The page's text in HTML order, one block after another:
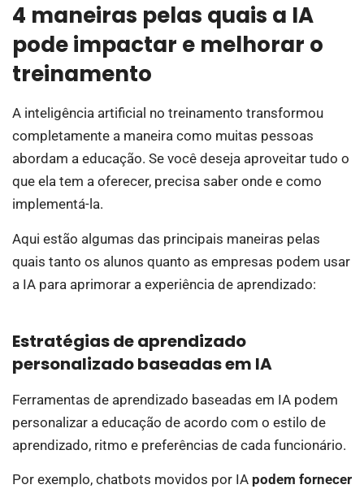
4 maneiras pelas quais a IA
pode impactar e melhorar o
treinamento
A inteligência artificial no treinamento transformou
completamente a maneira como muitas pessoas
abordam a educação. Se você deseja aproveitar tudo o
que ela tem a oferecer, precisa saber onde e como
implementá-la.
Aqui estão algumas das principais maneiras pelas
quais tanto os alunos quanto as empresas podem usar
a IA para aprimorar a experiência de aprendizado:
Estratégias de aprendizado
personalizado baseadas em IA
Ferramentas de aprendizado baseadas em IA podem
personalizar a educação de acordo com o estilo de
aprendizado, ritmo e preferências de cada funcionário.
Por exemplo, chatbots movidos por IA podem fornecer